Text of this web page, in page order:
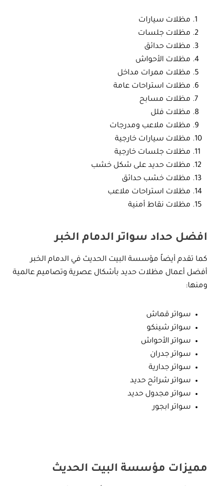
مظلات سيارات
مظلات جلسات
مظلات حدائق
مظلات الأحواش
مظلات ممرات مداخل
مظلات استراحات عامة
مظلات مسابح
مظلات فلل
مظلات ملاعب ومدرجات
مظلات سيارات خارجية
مظلات جلسات خارجية
مظلات حديد على شكل خشب
مظلات خشب حدائق
مظلات استراحات ملاعب
مظلات نقاط أمنية
افضل حداد سواتر الدمام الخبر
كما تقدم أيضاً مؤسسة البيت الحديث في الدمام الخبر
أفضل أعمال مظلات حديد بأشكال عصرية وتصاميم عالمية
ومنها:
سواتر قماش
سواتر شينكو
سواتر الأحواش
سواتر جدران
سواتر جدارية
سواتر شرائح حديد
سواتر مجدول حديد
سواتر ابجور
مميزات مؤسسة البيت الحديث